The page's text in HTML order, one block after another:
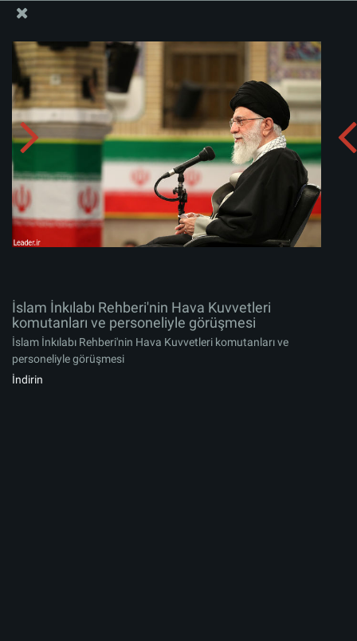
İslam İnkılabı Rehberi'nin Hava Kuvvetleri komutanları
ve personeliyle görüşmesi
Albümü indirin:
İslam İnkılabı Rehberi'nin Hava Kuvvetleri
komutanları ve personeliyle görüşmesi
İslam İnkılabı Rehberi'nin Hava Kuvvetleri komutanları ve
personeliyle görüşmesi
İndirin